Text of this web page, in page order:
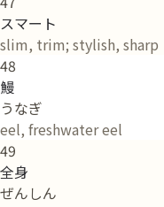
スマート
slim, trim; stylish, sharp
48
鰻
うなぎ
eel, freshwater eel
49
全身
ぜんしん